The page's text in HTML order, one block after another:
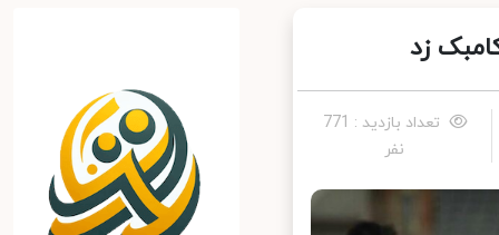
زد
تعداد بازدید : 771
نفر